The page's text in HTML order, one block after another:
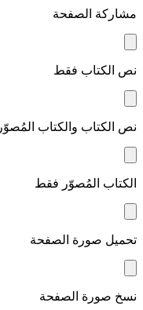
مشاركة الصفحة
نص الكتاب فقط
نص الكتاب والكتاب المُصوّر
الكتاب المُصوّر فقط
تحميل صورة الصفحة
نسخ صورة الصفحة